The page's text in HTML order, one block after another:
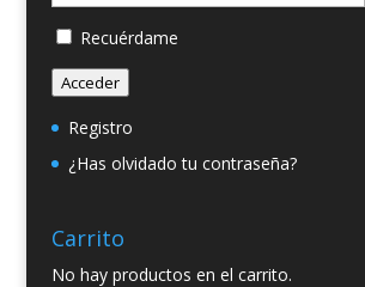
Recuérdame
Acceder
Registro
¿Has olvidado tu contraseña?
Carrito
No hay productos en el carrito.